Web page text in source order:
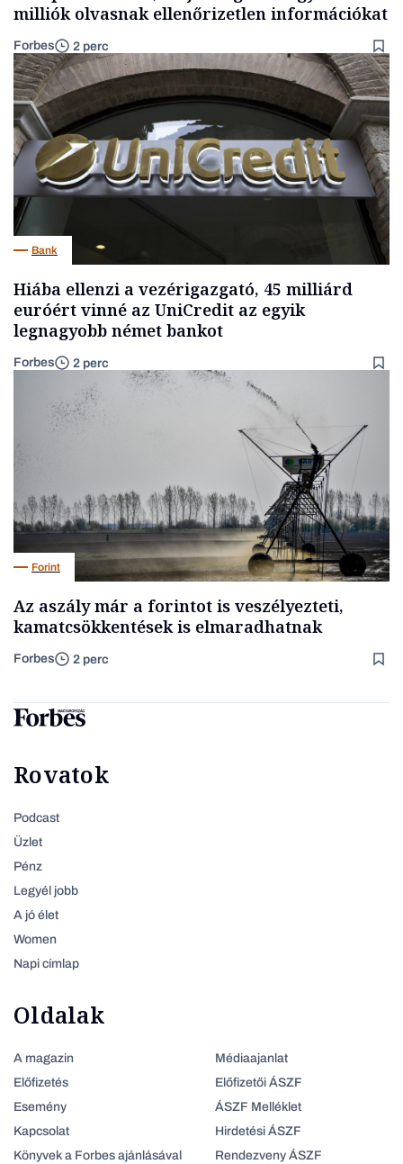
milliók olvasnak ellenőrizetlen információkat
Forbes 2 perc
Bank
Hiába ellenzi a vezérigazgató, 45 milliárd
euróért vinné az UniCredit az egyik
legnagyobb német bankot
Forbes 2 perc
Forint
Az aszály már a forintot is veszélyezteti,
kamatcsökkentések is elmaradhatnak
Forbes 2 perc
Rovatok
Podcast
Üzlet
Pénz
Legyél jobb
A jó élet
Women
Napi címlap
Oldalak
A magazin
Előfizetés
Esemény
Kapcsolat
Könyvek a Forbes ajánlásával
Médiaajanlat
Előfizetői ÁSZF
ÁSZF Melléklet
Hirdetési ÁSZF
Rendezveny ÁSZF